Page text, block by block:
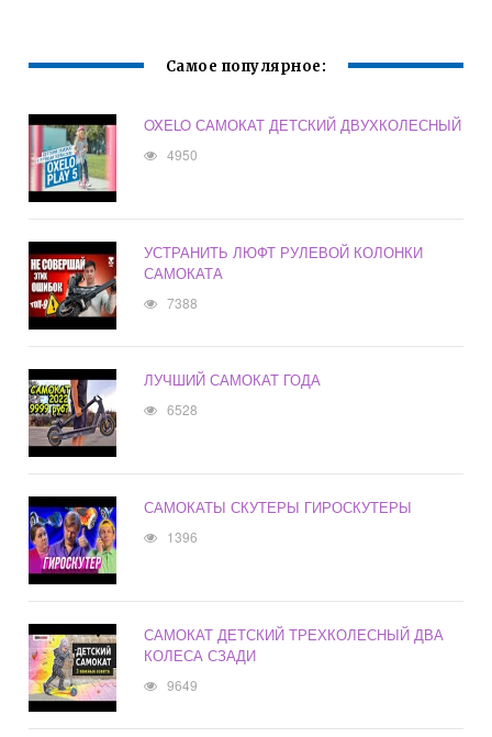
Самое популярное:
OXELO САМОКАТ ДЕТСКИЙ ДВУХКОЛЕСНЫЙ
4950
УСТРАНИТЬ ЛЮФТ РУЛЕВОЙ КОЛОНКИ
САМОКАТА
7388
ЛУЧШИЙ САМОКАТ ГОДА
6528
САМОКАТЫ СКУТЕРЫ ГИРОСКУТЕРЫ
1396
САМОКАТ ДЕТСКИЙ ТРЕХКОЛЕСНЫЙ ДВА
КОЛЕСА СЗАДИ
9649